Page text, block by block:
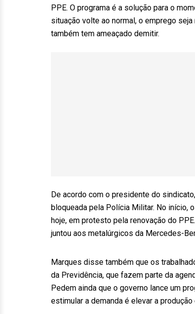
PPE. O programa é a solução para o
situação volte ao normal, o emprego
também tem ameaçado demitir.
De acordo com o presidente do
bloqueada pela Polícia Militar. No início,
hoje, em protesto pela renovação do
juntou aos metalúrgicos da Mercedes-
Marques disse também que os
da Previdência, que fazem parte da
Pedem ainda que o governo lance um
estimular a demanda é elevar a